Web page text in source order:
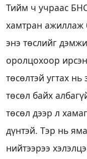
Тийм ч учраас
хамтран ажиллаж
энэ төслийг
оролцохоор
төсөлтэй угтах нь
төсөл байх
төсөл дээр л
дүнтэй. Тэр нь
нийтээрээ